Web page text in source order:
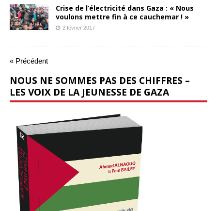
Crise de l’électricité dans Gaza : « Nous
voulons mettre fin à ce cauchemar ! »
2 février 2017
« Précédent
NOUS NE SOMMES PAS DES CHIFFRES –
LES VOIX DE LA JEUNESSE DE GAZA